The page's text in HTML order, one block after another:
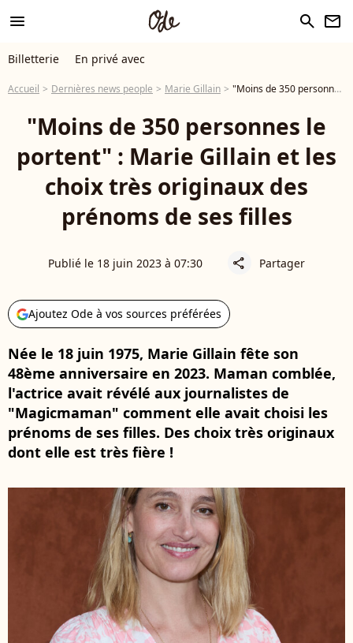
menu search newsletter
Billetterie En privé avec
Accueil Dernières news people Marie Gillain "Moins de 350 personnes le portent" : Marie Gillain et les choix très originaux des prénoms de ses filles
"Moins de 350 personnes le
portent" : Marie Gillain et les
choix très originaux des
prénoms de ses filles
Publié le 18 juin 2023 à 07:30 share Partager
Ajoutez Ode à vos sources préférées
Née le 18 juin 1975, Marie Gillain fête son
48ème anniversaire en 2023. Maman comblée,
l'actrice avait révélé aux journalistes de
"Magicmaman" comment elle avait choisi les
prénoms de ses filles. Des choix très originaux
dont elle est très fière !